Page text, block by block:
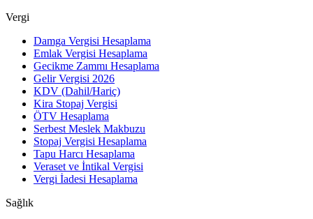
Vergi
Damga Vergisi Hesaplama
Emlak Vergisi Hesaplama
Gecikme Zammı Hesaplama
Gelir Vergisi 2026
KDV (Dahil/Hariç)
Kira Stopaj Vergisi
ÖTV Hesaplama
Serbest Meslek Makbuzu
Stopaj Vergisi Hesaplama
Tapu Harcı Hesaplama
Veraset ve İntikal Vergisi
Vergi İadesi Hesaplama
Sağlık